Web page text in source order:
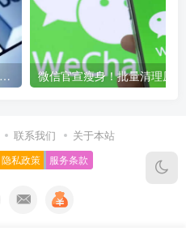
移动光猫超级密码是多少？移动光猫超级管理员后台账号与密码
联系我们 关于本站
隐私政策 服务条款